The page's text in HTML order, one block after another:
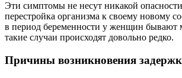
Эти симптомы не несут никакой
перестройка организма к своему новому
в период беременности у женщин бывают
такие случаи происходят довольно редко.
Причины возникновения